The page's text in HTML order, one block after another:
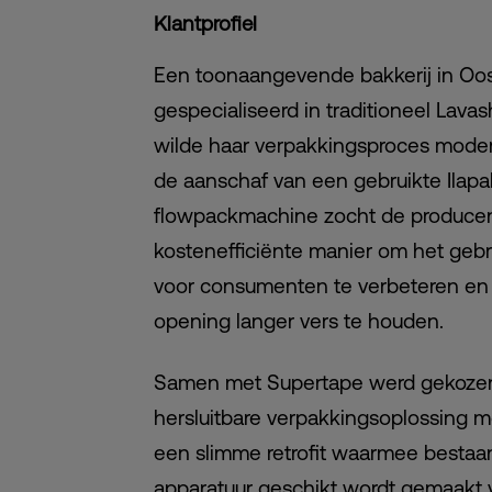
Klantprofiel
Een toonaangevende bakkerij in
gespecialiseerd in traditioneel
wilde haar verpakkingsproces
de aanschaf van een gebruikte
flowpackmachine zocht de
kostenefficiënte manier om het
voor consumenten te verbeteren
opening langer vers te houden.
Samen met Supertape werd
hersluitbare verpakkingsoplossing
een slimme retrofit waarmee